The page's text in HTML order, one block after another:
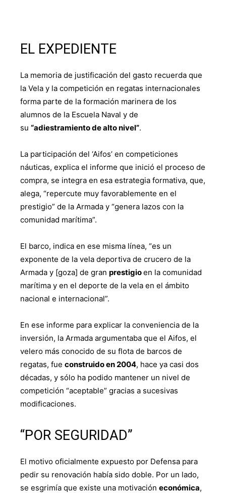
EL EXPEDIENTE
La memoria de justificación del gasto recuerda que
la Vela y la competición en regatas internacionales
forma parte de la formación marinera de los
alumnos de la Escuela Naval y de
su “adiestramiento de alto nivel”.
La participación del ‘Aifos’ en competiciones
náuticas, explica el informe que inició el proceso de
compra, se integra en esa estrategia formativa, que,
alega, “repercute muy favorablemente en el
prestigio” de la Armada y “genera lazos con la
comunidad marítima”.
El barco, indica en ese misma línea, “es un
exponente de la vela deportiva de crucero de la
Armada y [goza] de gran prestigioen la comunidad
marítima y en el deporte de la vela en el ámbito
nacional e internacional”.
En ese informe para explicar la conveniencia de la
inversión, la Armada argumentaba que el Aifos, el
velero más conocido de su flota de barcos de
regatas, fue construido en 2004, hace ya casi dos
décadas, y sólo ha podido mantener un nivel de
competición “aceptable” gracias a sucesivas
modificaciones.
“POR SEGURIDAD”
El motivo oficialmente expuesto por Defensa para
pedir su renovación había sido doble. Por un lado,
se esgrimía que existe una motivación económica,